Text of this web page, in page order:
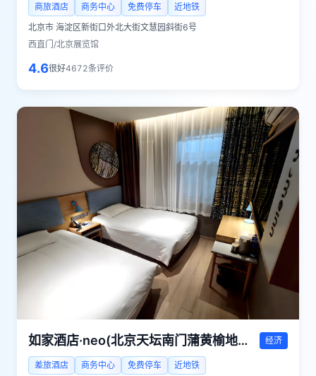
商旅酒店 商务中心 免费停车
近地铁
北京市 海淀区新街口外北大街文慧园斜街6号
西直门/北京展览馆
4.6很好4672条评价
如家酒店·neo(北京天坛南门蒲黄榆地铁站店) 经济
差旅酒店 商务中心 免费停车
近地铁